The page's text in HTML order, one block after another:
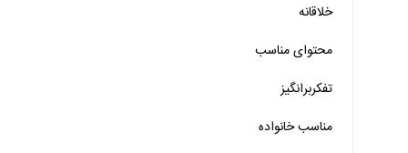
خیر
خیر تقریبا
خیر
خیر
خلاقانه
محتوای مناسب
تفکربرانگیز
مناسب خانواده‌